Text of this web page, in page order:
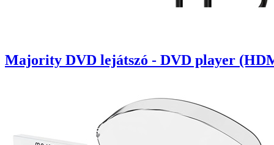
Majority DVD lejátszó - DVD player